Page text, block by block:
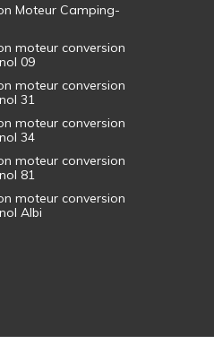
Moteur Camping-
moteur conversion
09
moteur conversion
31
moteur conversion
34
moteur conversion
81
moteur conversion
Albi